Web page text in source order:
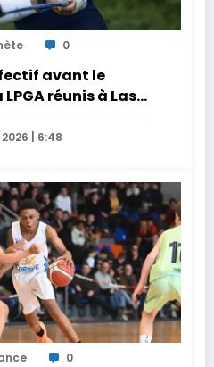
0
avant le
LPGA réunis à Las
de la semaine
| 6:48
0